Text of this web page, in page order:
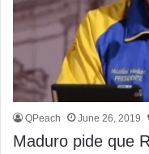
QPeach June 26, 2019
Maduro pide que